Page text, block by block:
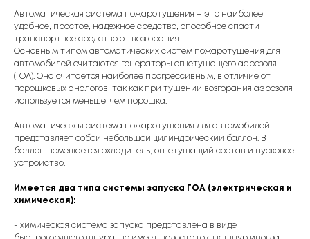
Автоматическая система пожаротушения – это наиболее
удобное, простое, надежное средство, способное спасти
транспортное средство от возгорания.
Основным типом автоматических систем пожаротушения для
автомобилей считаются генераторы огнетушащего аэрозоля
(ГОА). Она считается наиболее прогрессивным, в отличие от
порошковых аналогов, так как при тушении возгорания аэрозоля
используется меньше, чем порошка.
Автоматическая система пожаротушения для автомобилей
представляет собой небольшой цилиндрический баллон. В
баллон помещается охладитель, огнетушащий состав и пусковое
устройство.
Имеется два типа системы запуска ГОА (электрическая и
химическая):
- химическая система запуска представлена в виде